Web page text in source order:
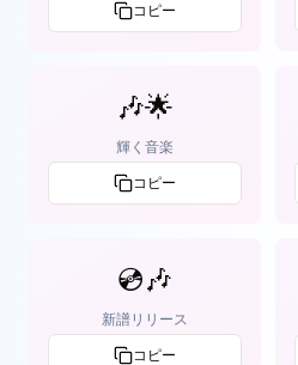
コピー
🎶🌟
輝く音楽
コピー
💿🎶
新譜リリース
コピー